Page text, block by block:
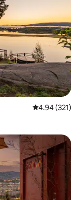
從 321 則評價
4.94 (321)